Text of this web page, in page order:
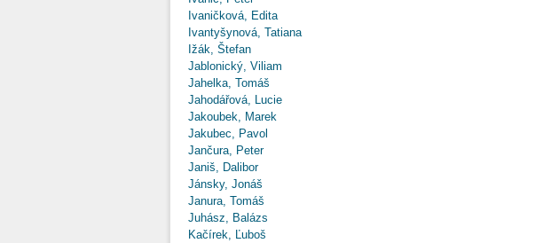
Ivaničková, Edita
Ivantyšynová, Tatiana
Ižák, Štefan
Jablonický, Viliam
Jahelka, Tomáš
Jahodářová, Lucie
Jakoubek, Marek
Jakubec, Pavol
Jančura, Peter
Janiš, Dalibor
Jánsky, Jonáš
Janura, Tomáš
Juhász, Balázs
Kačírek, Ľuboš